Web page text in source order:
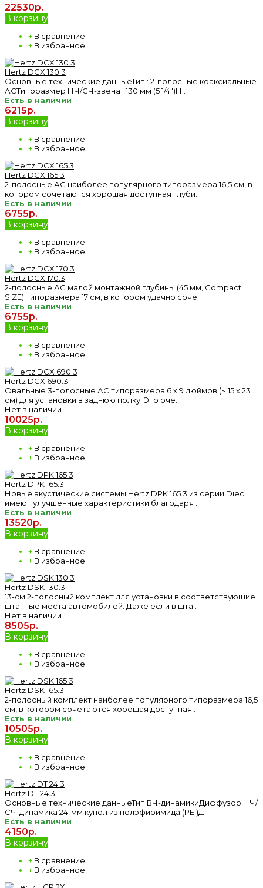
22530р.
В корзину
+ В сравнение
+ В избранное
Hertz DCX 130.3
Основные технические данныеТип : 2-полосные коаксиальные
АСТипоразмер НЧ/СЧ-звена : 130 мм (5 1/4")Н..
Есть в наличии
6215р.
В корзину
+ В сравнение
+ В избранное
Hertz DCX 165.3
2-полосные АС наиболее популярного типоразмера 16,5 см, в
котором сочетаются хорошая доступная глуби..
Есть в наличии
6755р.
В корзину
+ В сравнение
+ В избранное
Hertz DCX 170.3
2-полосные АС малой монтажной глубины (45 мм, Compact
SIZE) типоразмера 17 см, в котором удачно соче..
Есть в наличии
6755р.
В корзину
+ В сравнение
+ В избранное
Hertz DCX 690.3
Овальные 3-полосные АС типоразмера 6 х 9 дюймов (~ 15 х 23
см) для установки в заднюю полку. Это оче..
Нет в наличии
10025р.
В корзину
+ В сравнение
+ В избранное
Hertz DPK 165.3
Новые акустические системы Hertz DPK 165.3 из серии Dieci
имеют улучшенные характеристики благодаря ..
Есть в наличии
13520р.
В корзину
+ В сравнение
+ В избранное
Hertz DSK 130.3
13-см 2-полосный комплект для установки в соответствующие
штатные места автомобилей. Даже если в шта..
Нет в наличии
8505р.
В корзину
+ В сравнение
+ В избранное
Hertz DSK 165.3
2-полосный комплект наиболее популярного типоразмера 16,5
см, в котором сочетаются хорошая доступная..
Есть в наличии
10505р.
В корзину
+ В сравнение
+ В избранное
Hertz DT 24.3
Основные технические данныеТип ВЧ-динамикиДиффузор НЧ/
СЧ-динамика 24-мм купол из полэфиримида (PEI)Д..
Есть в наличии
4150р.
В корзину
+ В сравнение
+ В избранное